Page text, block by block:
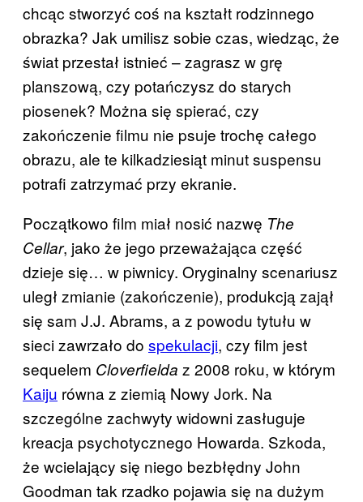
chcąc stworzyć coś na kształt rodzinnego
obrazka? Jak umilisz sobie czas, wiedząc, że
świat przestał istnieć – zagrasz w grę
planszową, czy potańczysz do starych
piosenek? Można się spierać, czy
zakończenie filmu nie psuje trochę całego
obrazu, ale te kilkadziesiąt minut suspensu
potrafi zatrzymać przy ekranie.
Początkowo film miał nosić nazwę The
Cellar, jako że jego przeważająca część
dzieje się… w piwnicy. Oryginalny scenariusz
uległ zmianie (zakończenie), produkcją zajął
się sam J.J. Abrams, a z powodu tytułu w
sieci zawrzało do spekulacji, czy film jest
sequelem Cloverfielda z 2008 roku, w którym
Kaiju równa z ziemią Nowy Jork. Na
szczególne zachwyty widowni zasługuje
kreacja psychotycznego Howarda. Szkoda,
że wcielający się niego bezbłędny John
Goodman tak rzadko pojawia się na dużym